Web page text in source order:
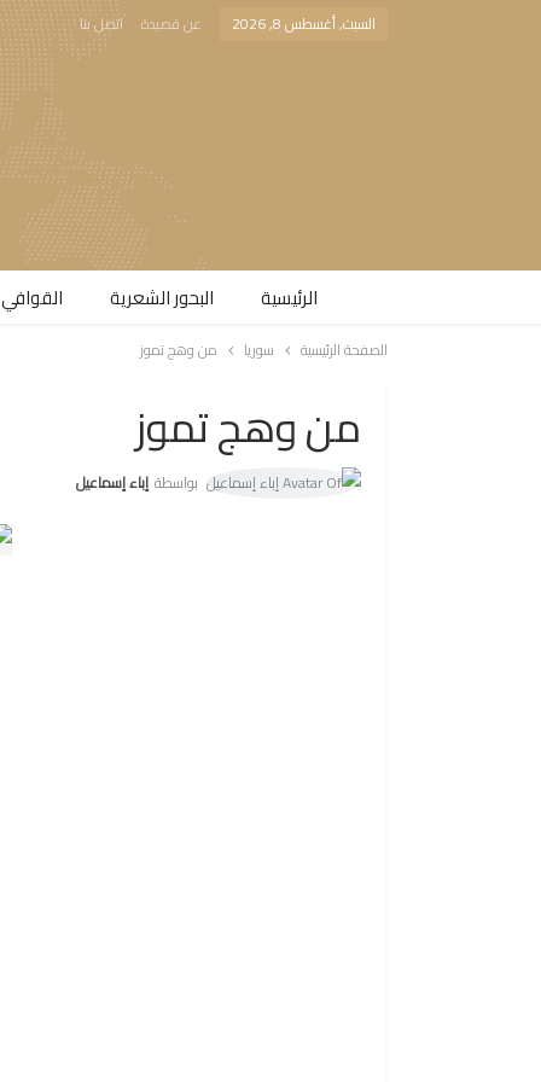
السبت, أغسطس 8, 2026 عن قصيدة اتصل بنا
الرئيسية البحور الشعرية​
الصفحة الرئيسية سوريا من وهج تموز
من وهج تموز
بواسطة إباء إسماعيل